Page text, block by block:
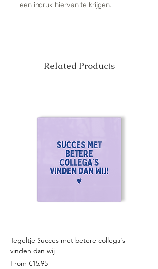
een indruk hiervan te krijgen.
Related Products
Tegeltje Succes met betere collega's
vinden dan wij
From €15.95
Sale Price